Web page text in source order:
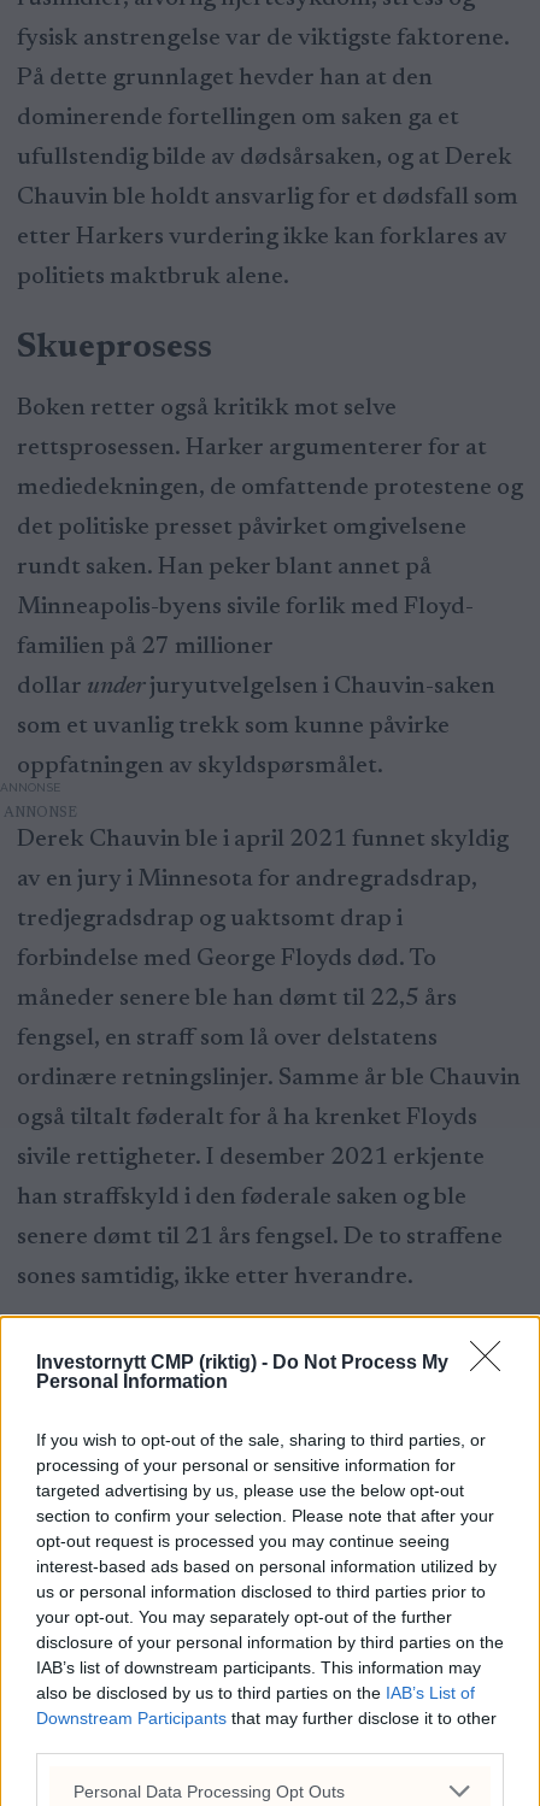
Investornytt CMP (riktig) - Do Not Process My
Personal Information
If you wish to opt-out of the sale, sharing to third parties, or
processing of your personal or sensitive information for
targeted advertising by us, please use the below opt-out
section to confirm your selection. Please note that after your
opt-out request is processed you may continue seeing
interest-based ads based on personal information utilized by
us or personal information disclosed to third parties prior to
your opt-out. You may separately opt-out of the further
disclosure of your personal information by third parties on the
IAB’s list of downstream participants. This information may
also be disclosed by us to third parties on the IAB’s List of
Downstream Participants that may further disclose it to other
Personal Data Processing Opt Outs
fysisk anstrengelse var de viktigste faktorene.
På dette grunnlaget hevder han at den
dominerende fortellingen om saken ga et
ufullstendig bilde av dødsårsaken, og at Derek
Chauvin ble holdt ansvarlig for et dødsfall som
etter Harkers vurdering ikke kan forklares av
politiets maktbruk alene.
Skueprosess
Boken retter også kritikk mot selve
rettsprosessen. Harker argumenterer for at
mediedekningen, de omfattende protestene og
det politiske presset påvirket omgivelsene
rundt saken. Han peker blant annet på
Minneapolis-byens sivile forlik med Floyd-
familien på 27 millioner
dollar underjuryutvelgelsen i Chauvin-saken
som et uvanlig trekk som kunne påvirke
oppfatningen av skyldspørsmålet.
ANNONSE
Derek Chauvin ble i april 2021 funnet skyldig
av en jury i Minnesota for andregradsdrap,
tredjegradsdrap og uaktsomt drap i
forbindelse med George Floyds død. To
måneder senere ble han dømt til 22,5 års
fengsel, en straff som lå over delstatens
ordinære retningslinjer. Samme år ble Chauvin
også tiltalt føderalt for å ha krenket Floyds
sivile rettigheter. I desember 2021 erkjente
han straffskyld i den føderale saken og ble
senere dømt til 21 års fengsel. De to straffene
sones samtidig, ikke etter hverandre.
Siden domfellelsen har Chauvin forsøkt å få
saken omgjort gjennom en rekke anker og
imidlertid både delstatlige og føderale
domstoler avvist disse argumentene, og USAs
høyesterett har også avslått å behandle deler
av saken.